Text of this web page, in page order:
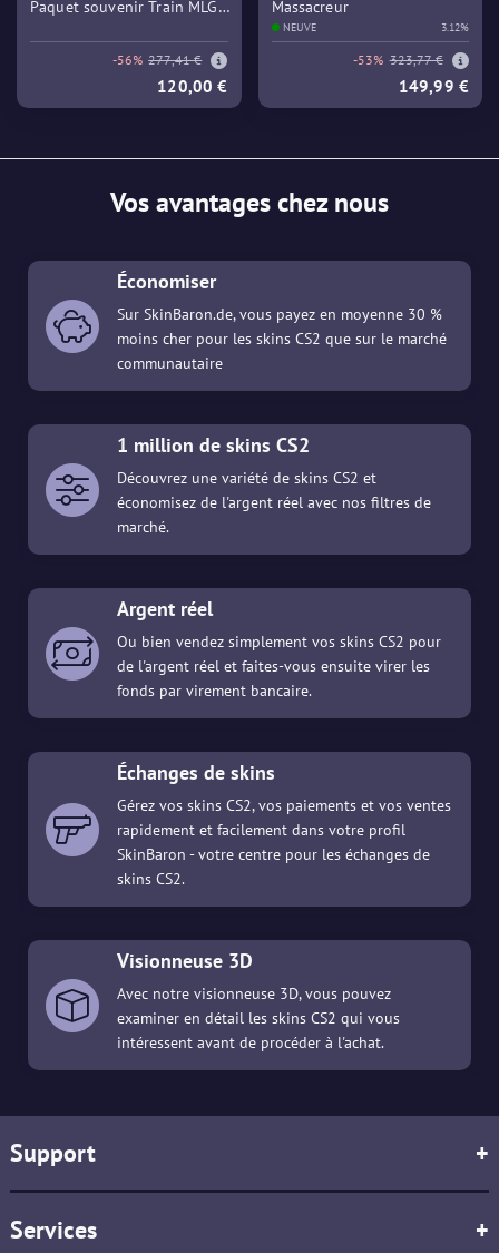
Paquet souvenir Train MLG
-56% 277,41 €
120,00 €
Massacreur
NEUVE 3.12%
-53% 323,77 €
149,99 €
Vos avantages chez nous
Économiser
Sur SkinBaron.de, vous payez en moyenne 30 %
moins cher pour les skins CS2 que sur le marché
communautaire
1 million de skins CS2
Découvrez une variété de skins CS2 et
économisez de l'argent réel avec nos filtres de
marché.
Argent réel
Ou bien vendez simplement vos skins CS2 pour
de l'argent réel et faites-vous ensuite virer les
fonds par virement bancaire.
Échanges de skins
Gérez vos skins CS2, vos paiements et vos ventes
rapidement et facilement dans votre profil
SkinBaron - votre centre pour les échanges de
skins CS2.
Visionneuse 3D
Avec notre visionneuse 3D, vous pouvez
examiner en détail les skins CS2 qui vous
intéressent avant de procéder à l'achat.
Support +
Services +